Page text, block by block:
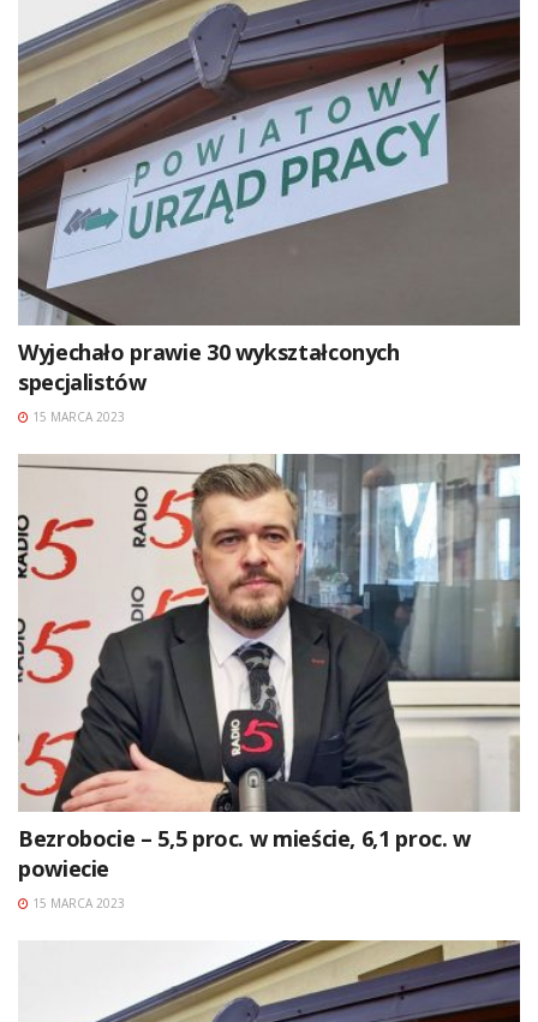
Wyjechało prawie 30 wykształconych
specjalistów
15 MARCA 2023
Bezrobocie – 5,5 proc. w mieście, 6,1 proc. w
powiecie
15 MARCA 2023